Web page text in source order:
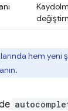
hem yeni